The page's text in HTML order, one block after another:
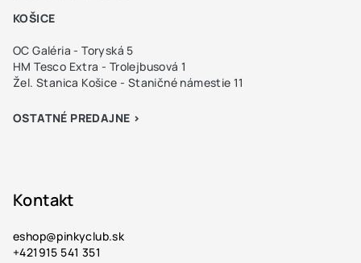
KOŠICE
OC Galéria - Toryská 5
HM Tesco Extra - Trolejbusová 1
Žel. Stanica Košice - Staničné námestie 11
OSTATNÉ PREDAJNE >
Kontakt
eshop@pinkyclub.sk
+421915 541 351